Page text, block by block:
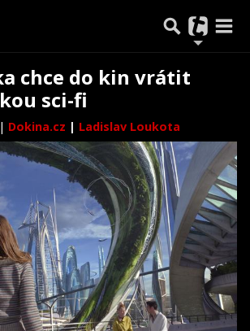
chce do kin vrátit
sci-fi
Dokina.cz | Ladislav Loukota